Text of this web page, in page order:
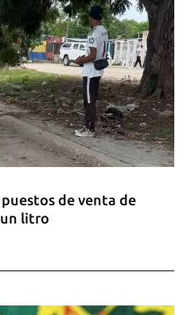
de venta de
litro